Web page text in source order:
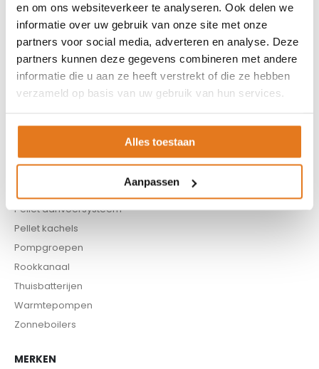
en om ons websiteverkeer te analyseren. Ook delen we
informatie over uw gebruik van onze site met onze
partners voor social media, adverteren en analyse. Deze
partners kunnen deze gegevens combineren met andere
informatie die u aan ze heeft verstrekt of die ze hebben
verzameld op basis van uw gebruik van hun services.
Alles toestaan
Aanpassen
Biomassa ketels
Boilers
Buffervaten
Controllers
Hoge temperatuur warmtepomp
Pellet aanvoersysteem
Pellet kachels
Pompgroepen
Rookkanaal
Thuisbatterijen
Warmtepompen
Zonneboilers
MERKEN